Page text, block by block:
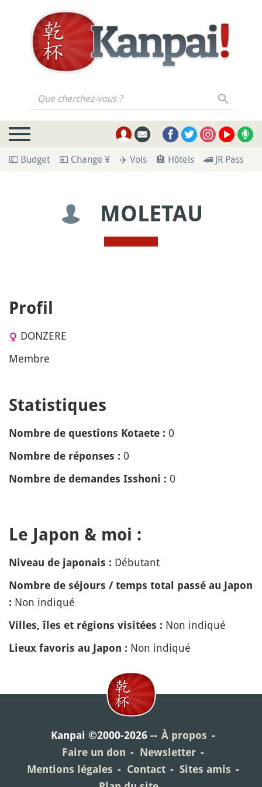
Que cherchez-vous ?
💶 Budget 💴 Change ¥ ✈️ Vols 🏨 Hôtels 🚄 JR Pass
MOLETAU
Profil
DONZERE
Membre
Statistiques
Nombre de questions Kotaete : 0
Nombre de réponses : 0
Nombre de demandes Isshoni : 0
Le Japon & moi :
Niveau de japonais : Débutant
Nombre de séjours / temps total passé au Japon
: Non indiqué
Villes, îles et régions visitées : Non indiqué
Lieux favoris au Japon : Non indiqué
Kanpai ©2000-2026
À propos
Faire un don
Newsletter
Mentions légales
Contact
Sites amis